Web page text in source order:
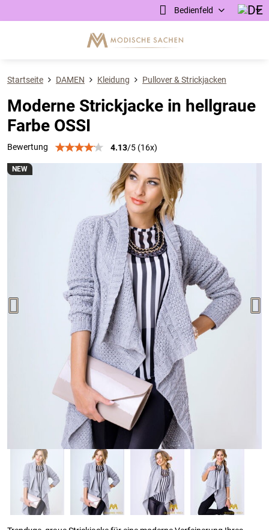
Bedienfeld
NEW
Startseite DAMEN Kleidung Pullover & Strickjacken
Moderne Strickjacke in hellgraue
Farbe OSSI
Bewertung 4.13/5 (16x)